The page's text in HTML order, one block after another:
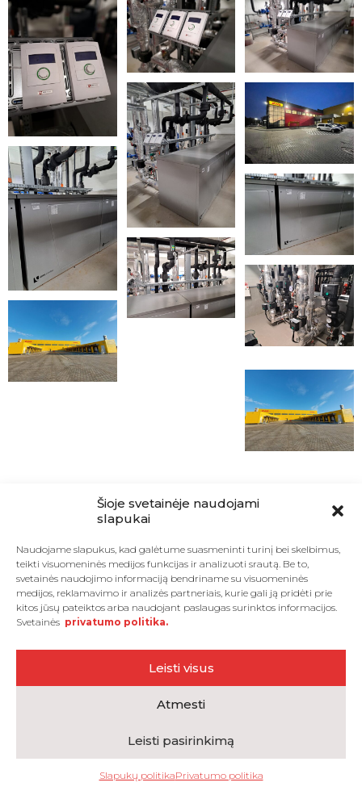
Šioje svetainėje naudojami
slapukai
Naudojame slapukus, kad galėtume suasmeninti turinį bei skelbimus,
teikti visuomeninės medijos funkcijas ir analizuoti srautą. Be to,
svetainės naudojimo informaciją bendriname su visuomeninės
medijos, reklamavimo ir analizės partneriais, kurie gali ją pridėti prie
kitos jūsų pateiktos arba naudojant paslaugas surinktos informacijos.
Svetainės privatumo politika.
Leisti visus
Atmesti
Leisti pasirinkimą
Slapukų politikaPrivatumo politika
Daugifunkcinės patalpos
Vilnius
Įrengtos sistemos:
2 vnt. Geoterminiai šilumos siurbliai alpha
innotec SWP 581, šiluminė galia 2×58 kW;
Geoterminis šilumos siurblys alpha innotec SWP
© TENKO.LT VISOS TEISĖS SAUGOMOS.